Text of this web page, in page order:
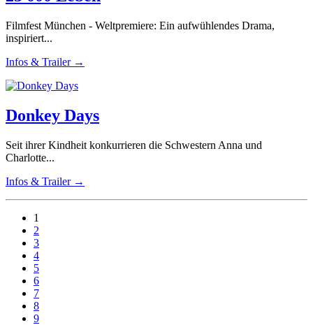
Filmfest München - Weltpremiere: Ein aufwühlendes Drama,
inspiriert...
Infos & Trailer →
Donkey Days
Seit ihrer Kindheit konkurrieren die Schwestern Anna und
Charlotte...
Infos & Trailer →
1
2
3
4
5
6
7
8
9